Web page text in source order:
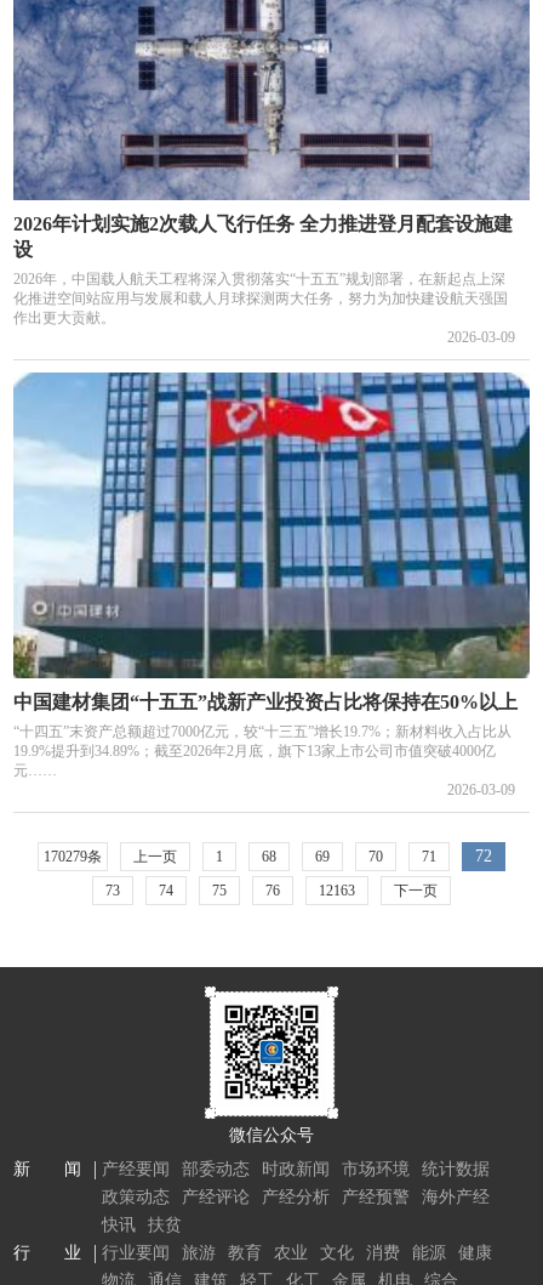
2026年计划实施2次载人飞行任务 全力推进登月配套设施建
设
2026年，中国载人航天工程将深入贯彻落实“十五五”规划部署，在新起点上深
化推进空间站应用与发展和载人月球探测两大任务，努力为加快建设航天强国
作出更大贡献。
2026-03-09
中国建材集团“十五五”战新产业投资占比将保持在50%以上
“十四五”末资产总额超过7000亿元，较“十三五”增长19.7%；新材料收入占比从
19.9%提升到34.89%；截至2026年2月底，旗下13家上市公司市值突破4000亿
元……
2026-03-09
170279条 上一页 1 68 69 70 71 72
73 74 75 76 12163 下一页
微信公众号
新 闻
产经要闻 部委动态 时政新闻 市场环境
统计数据
政策动态
产经评论 产经分析 产经预警
海外产经
快讯
扶贫
行 业
行业要闻 旅游 教育 农业 文化 消费 能源
健康
物流
通信 建筑 轻工 化工 金属 机电 综合